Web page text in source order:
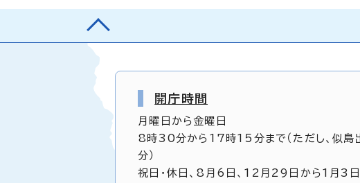
開庁時間
月曜日から金曜日
8時30分から17時15分まで（ただし、似
分）
祝日・休日、8月6日、12月29日から1月3